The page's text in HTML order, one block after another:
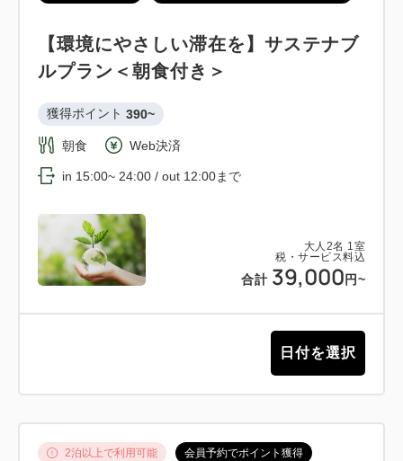
大人 2名 1 室
税・サービス料込
合計 39,000 円~
【環境にやさしい滞在を】サステナブ
ルプラン＜朝食付き＞
獲得ポイント 390~
朝食 Web決済
in 15:00~ 24:00 / out 12:00まで
日付を選択
2泊以上で利用可能 会員予約でポイント獲得